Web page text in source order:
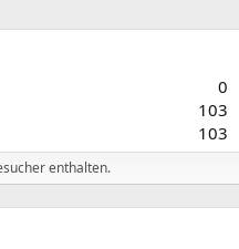
0
103
103
enthalten.